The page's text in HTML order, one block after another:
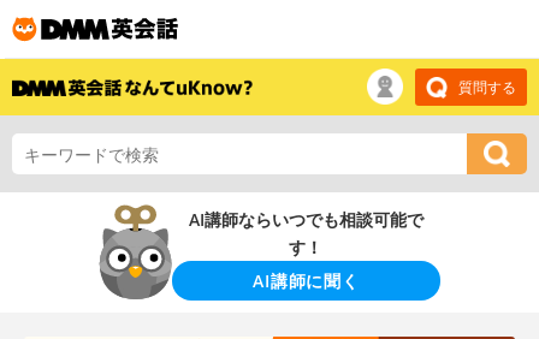
質問する
AI講師ならいつでも相談可能で
す！
AI講師に聞く